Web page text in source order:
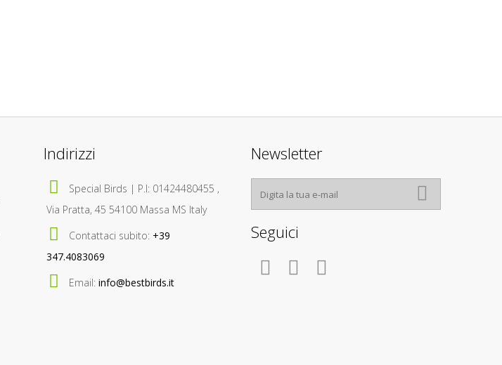
Indirizzi
Special Birds | P.I: 01424480455 ,
Via Pratta, 45 54100 Massa MS Italy
Contattaci subito: +39
347.4083069
Email: info@bestbirds.it
Newsletter
Seguici